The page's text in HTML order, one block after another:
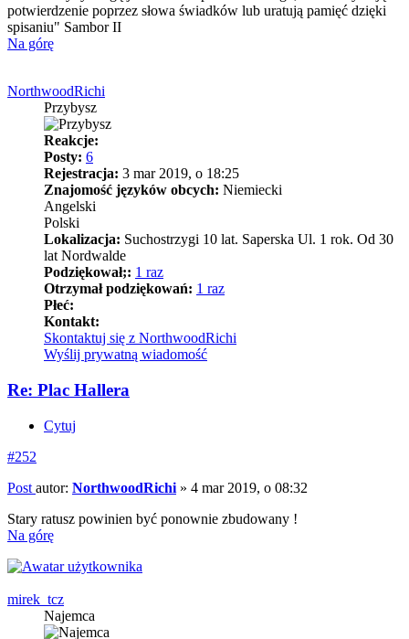
potwierdzenie poprzez słowa świadków lub uratują pamięć dzięki
spisaniu" Sambor II
Na górę
NorthwoodRichi
Przybysz
Reakcje:
Posty: 6
Rejestracja: 3 mar 2019, o 18:25
Znajomość języków obcych: Niemiecki
Angelski
Polski
Lokalizacja: Suchostrzygi 10 lat. Saperska Ul. 1 rok. Od 30
lat Nordwalde
Podziękował;: 1 raz
Otrzymał podziękowań: 1 raz
Płeć:
Kontakt:
Skontaktuj się z NorthwoodRichi
Wyślij prywatną wiadomość
Re: Plac Hallera
Cytuj
#252
Post autor: NorthwoodRichi » 4 mar 2019, o 08:32
Stary ratusz powinien być ponownie zbudowany !
Na górę
mirek_tcz
Najemca